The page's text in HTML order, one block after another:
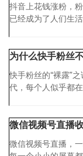
抖音上花钱涨粉，
已经成为了人们生
为什么快手粉丝
快手粉丝的“裸露”
代，每个人似乎都
微信视频号直播
微信视频号直播，